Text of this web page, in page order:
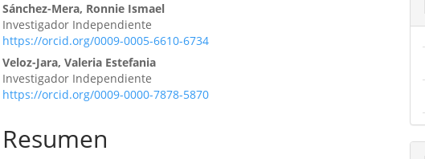
Sánchez-Mera, Ronnie Ismael
Investigador Independiente
https://orcid.org/0009-0005-6610-6734
Veloz-Jara, Valeria Estefania
Investigador Independiente
https://orcid.org/0009-0000-7878-5870
Resumen